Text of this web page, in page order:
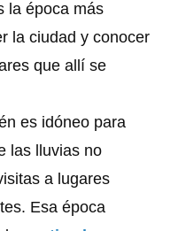
la época más
la ciudad y conocer
que allí se
es idóneo para
las lluvias no
a lugares
Esa época